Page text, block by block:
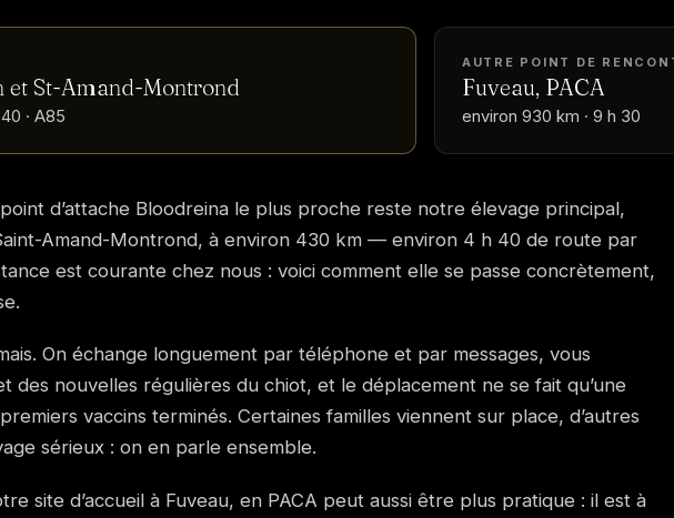
et St-Amand-Montrond
· A85
AUTRE POINT DE
Fuveau, PACA
environ 930 km · 9 h 30
d’attache Bloodreina le plus proche reste notre élevage principal,
Amand-Montrond, à environ 430 km — environ 4 h 40 de route par
est courante chez nous : voici comment elle se passe concrètement,
On échange longuement par téléphone et par messages, vous
des nouvelles régulières du chiot, et le déplacement ne se fait qu’une
vaccins terminés. Certaines familles viennent sur place, d’autres
sérieux : on en parle ensemble.
site d’accueil à Fuveau, en PACA peut aussi être plus pratique : il est à